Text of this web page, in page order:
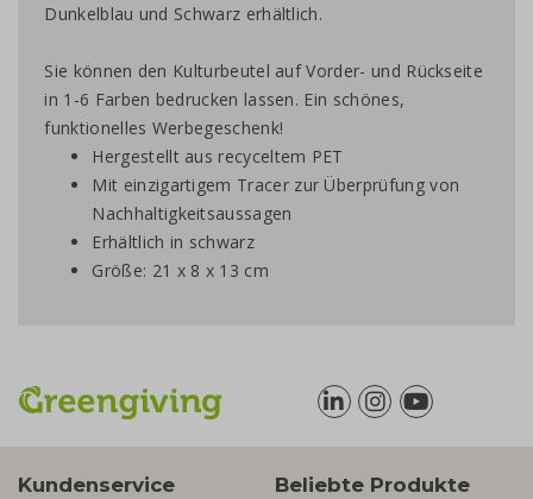
Dunkelblau und Schwarz erhältlich.
Sie können den Kulturbeutel auf Vorder- und Rückseite
in 1-6 Farben bedrucken lassen. Ein schönes,
funktionelles Werbegeschenk!
Hergestellt aus recyceltem PET
Mit einzigartigem Tracer zur Überprüfung von
Nachhaltigkeitsaussagen
Erhältlich in schwarz
Größe: 21 x 8 x 13 cm
Kundenservice Beliebte Produkte